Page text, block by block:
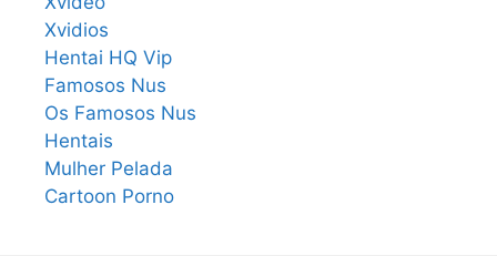
Xvidios
Hentai HQ Vip
Famosos Nus
Os Famosos Nus
Hentais
Mulher Pelada
Cartoon Porno